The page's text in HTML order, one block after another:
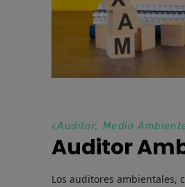
<Auditor,Medio
Auditor
Los auditores ambientales,